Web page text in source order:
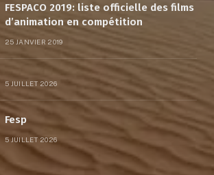
FESPACO 2019: liste officielle des films
d’animation en compétition
25 JANVIER 2019
5 JUILLET 2026
Fesp
5 JUILLET 2026